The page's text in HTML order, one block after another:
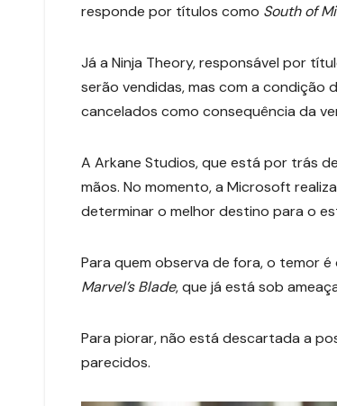
responde por títulos como South of
Já a Ninja Theory, responsável por
serão vendidas, mas com a condição
cancelados como consequência da
A Arkane Studios, que está por trás
mãos. No momento, a Microsoft
determinar o melhor destino para o
Para quem observa de fora, o temor
Marvel’s Blade, que já está sob
Para piorar, não está descartada a
parecidos.